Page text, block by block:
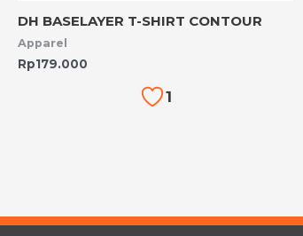
DH BASELAYER T-SHIRT CONTOUR
Apparel
Rp179.000
1